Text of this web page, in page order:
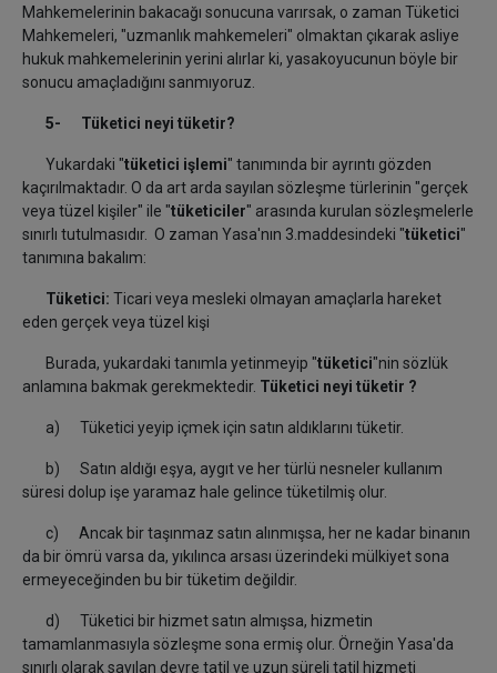
Mahkemelerinin bakacağı sonucuna varırsak, o zaman Tüketici
Mahkemeleri, "uzmanlık mahkemeleri" olmaktan çıkarak asliye
hukuk mahkemelerinin yerini alırlar ki, yasakoyucunun böyle bir
sonucu amaçladığını sanmıyoruz.
5- Tüketici neyi tüketir?
Yukardaki "tüketici işlemi" tanımında bir ayrıntı gözden
kaçırılmaktadır. O da art arda sayılan sözleşme türlerinin "gerçek
veya tüzel kişiler" ile "tüketiciler" arasında kurulan sözleşmelerle
sınırlı tutulmasıdır. O zaman Yasa'nın 3.maddesindeki "tüketici"
tanımına bakalım:
Tüketici: Ticari veya mesleki olmayan amaçlarla hareket
eden gerçek veya tüzel kişi
Burada, yukardaki tanımla yetinmeyip "tüketici"nin sözlük
anlamına bakmak gerekmektedir. Tüketici neyi tüketir ?
a) Tüketici yeyip içmek için satın aldıklarını tüketir.
b) Satın aldığı eşya, aygıt ve her türlü nesneler kullanım
süresi dolup işe yaramaz hale gelince tüketilmiş olur.
c) Ancak bir taşınmaz satın alınmışsa, her ne kadar binanın
da bir ömrü varsa da, yıkılınca arsası üzerindeki mülkiyet sona
ermeyeceğinden bu bir tüketim değildir.
d) Tüketici bir hizmet satın almışsa, hizmetin
tamamlanmasıyla sözleşme sona ermiş olur. Örneğin Yasa'da
sınırlı olarak sayılan devre tatil ve uzun süreli tatil hizmeti